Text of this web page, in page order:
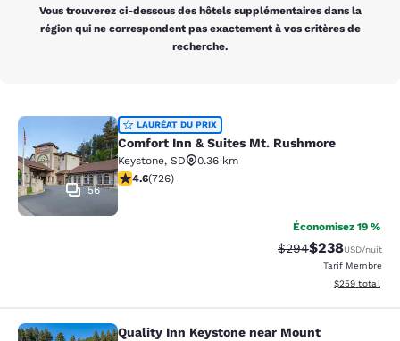
Vous trouverez ci-dessous des hôtels supplémentaires dans la
région qui ne correspondent pas exactement à vos critères de
recherche.
Comfort Inn & Suites Mt. Rushmore
56
LAURÉAT DU PRIX
Comfort Inn & Suites Mt. Rushmore
Keystone, SD
0.36 km
4.56 étoiles. Excellent. 726 commentaires
4.6(726)
Économisez 19 %
Tarif barré :
$294Tarif réduit :
$238USD/nuit
Tarif Membre
Afficher les
$259 total
Quality Inn Keystone near Mount